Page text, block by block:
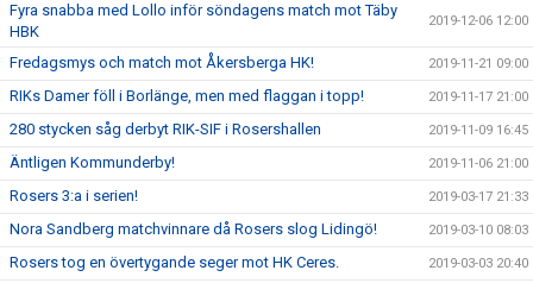
Fyra snabba med Lollo inför söndagens match mot Täby
HBK
2019-12-06 12:00
Fredagsmys och match mot Åkersberga HK! 2019-11-21 09:00
RIKs Damer föll i Borlänge, men med flaggan i topp! 2019-11-17 21:00
280 stycken såg derbyt RIK-SIF i Rosershallen 2019-11-09 16:45
Äntligen Kommunderby! 2019-11-06 21:00
Rosers 3:a i serien! 2019-03-17 21:33
Nora Sandberg matchvinnare då Rosers slog Lidingö! 2019-03-10 08:03
Rosers tog en övertygande seger mot HK Ceres. 2019-03-03 20:40